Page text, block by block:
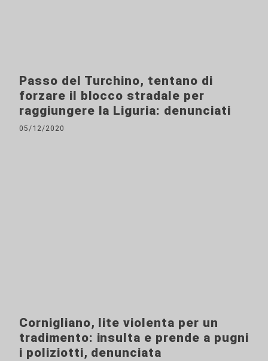
Passo del Turchino, tentano di
forzare il blocco stradale per
raggiungere la Liguria: denunciati
05/12/2020
Cornigliano, lite violenta per un
tradimento: insulta e prende a pugni
i poliziotti, denunciata